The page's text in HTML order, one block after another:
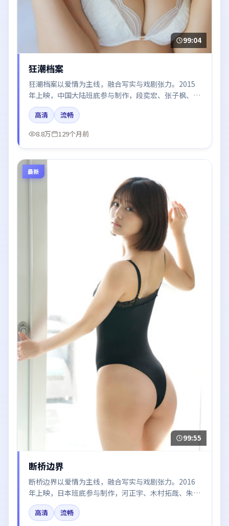
99:04
狂潮档案
狂潮档案以爱情为主线，融合写实与戏剧张力。2015
年上映，中国大陆班底参与制作，段奕宏、张子枫、王
景春、梁朝伟、咏梅在片中呈现细腻表演，影像风格统
一，配乐与剪辑强化了情绪曲线。
高清
流畅
8.8万
129个月前
最新
99:55
断桥边界
断桥边界以爱情为主线，融合写实与戏剧张力。2016
年上映，日本班底参与制作，河正宇、木村拓哉、朱一
龙在片中呈现细腻表演，影像风格统一，配乐与剪辑强
化了情绪曲线。
高清
流畅